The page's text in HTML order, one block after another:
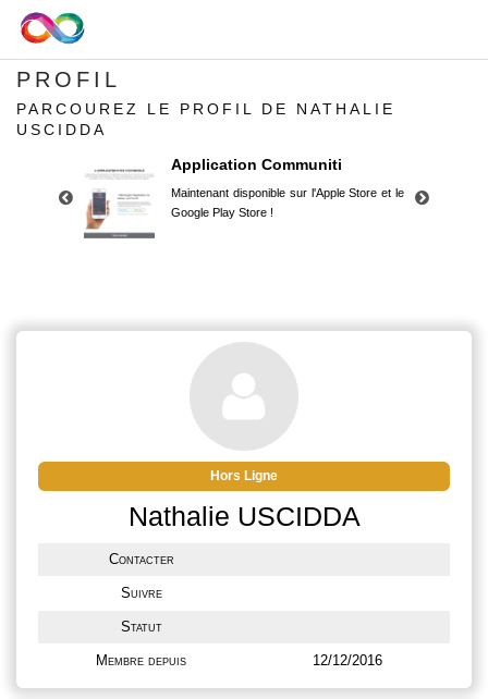
PROFIL
PARCOUREZ LE PROFIL DE NATHALIE
USCIDDA
Application Communiti
Maintenant disponible sur l'Apple Store et le
Google Play Store !
Google Play Store !
Hors Ligne
Nathalie USCIDDA
Contacter
Suivre
Statut
Membre depuis 12/12/2016